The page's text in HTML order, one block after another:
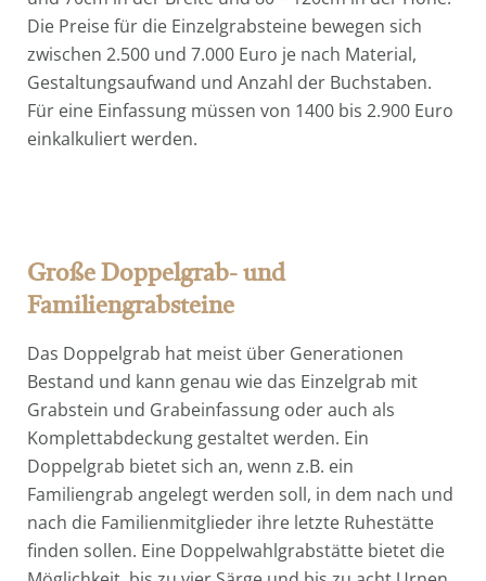
Die Preise für die Einzelgrabsteine bewegen sich
zwischen 2.500 und 7.000 Euro je nach Material,
Gestaltungsaufwand und Anzahl der Buchstaben.
Für eine Einfassung müssen von 1400 bis 2.900 Euro
einkalkuliert werden.
Große Doppelgrab- und
Familiengrabsteine
Das Doppelgrab hat meist über Generationen
Bestand und kann genau wie das Einzelgrab mit
Grabstein und Grabeinfassung oder auch als
Komplettabdeckung gestaltet werden. Ein
Doppelgrab bietet sich an, wenn z.B. ein
Familiengrab angelegt werden soll, in dem nach und
nach die Familienmitglieder ihre letzte Ruhestätte
finden sollen. Eine Doppelwahlgrabstätte bietet die